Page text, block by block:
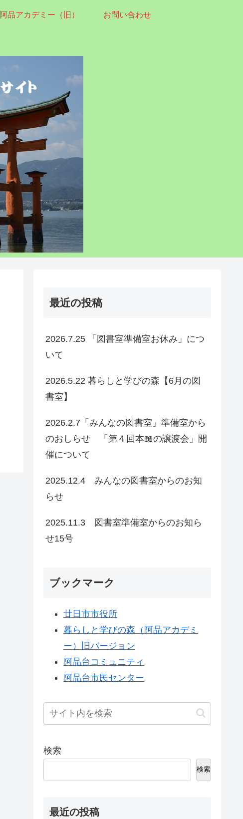
阿品アカデミー（旧） お問い合わせ
最近の投稿
2026.7.25 「図書室準備室お休み」につ
いて
2026.5.22 暮らしと学びの森【6月の図
書室】
2026.2.7「みんなの図書室」準備室から
のおしらせ 「第４回本📖の譲渡会」開
催について
2025.12.4 みんなの図書室からのお知
らせ
2025.11.3 図書室準備室からのお知ら
せ15号
ブックマーク
廿日市市役所
暮らしと学びの森（阿品アカデミ
ー）旧バージョン
阿品台コミュニティ
阿品台市民センター
検索
検索
最近の投稿